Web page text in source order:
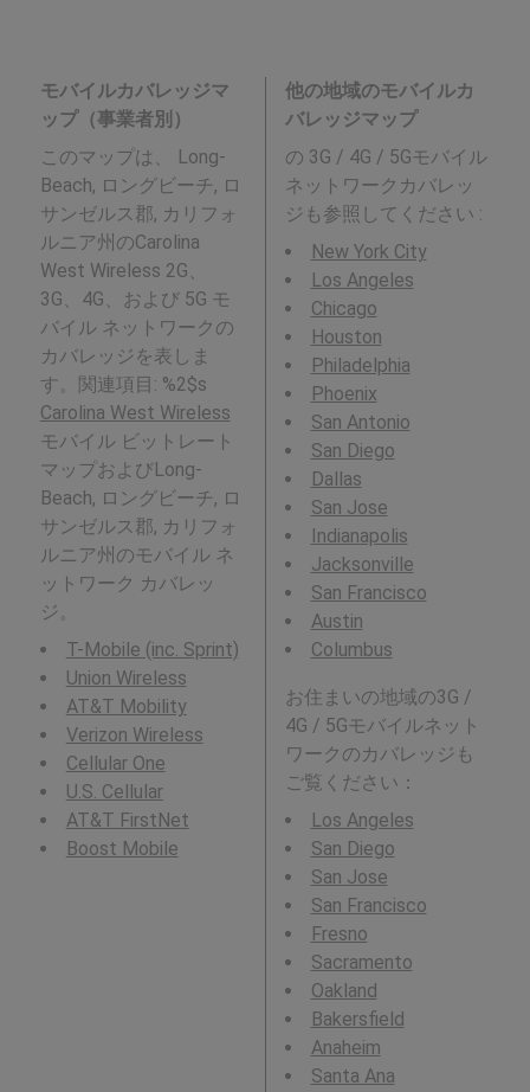
モバイルカバレッジマ
ップ（事業者別）
このマップは、 Long-
Beach, ロングビーチ, ロ
サンゼルス郡, カリフォ
ルニア州のCarolina
West Wireless 2G、
3G、4G、および 5G モ
バイル ネットワークの
カバレッジを表しま
す。関連項目: %2$s
Carolina West Wireless
モバイル ビットレート
マップおよびLong-
Beach, ロングビーチ, ロ
サンゼルス郡, カリフォ
ルニア州のモバイル ネ
ットワーク カバレッ
ジ。
T-Mobile (inc. Sprint)
Union Wireless
AT&T Mobility
Verizon Wireless
Cellular One
U.S. Cellular
AT&T FirstNet
Boost Mobile
他の地域のモバイルカ
バレッジマップ
の 3G / 4G / 5Gモバイル
ネットワークカバレッ
ジも参照してください :
New York City
Los Angeles
Chicago
Houston
Philadelphia
Phoenix
San Antonio
San Diego
Dallas
San Jose
Indianapolis
Jacksonville
San Francisco
Austin
Columbus
お住まいの地域の3G /
4G / 5Gモバイルネット
ワークのカバレッジも
ご覧ください：
Los Angeles
San Diego
San Jose
San Francisco
Fresno
Sacramento
Oakland
Bakersfield
Anaheim
Santa Ana